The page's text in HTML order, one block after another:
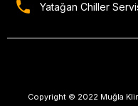
Yatağan Chiller
Copyright © 2022 Muğla